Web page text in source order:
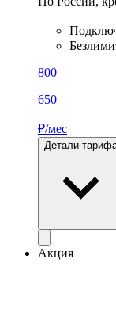
800
650
₽/мес
Детали
Акция